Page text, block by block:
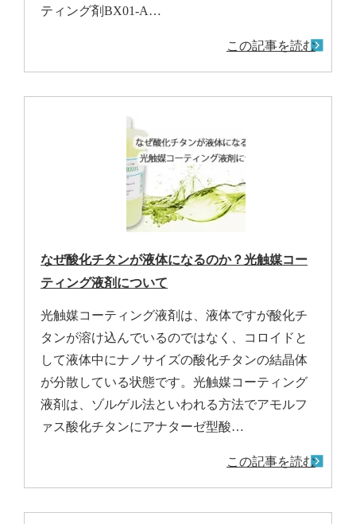
ティング剤BX01-A…
この記事を読む
なぜ酸化チタンが液体になるのか？光触媒コー
ティング液剤について
光触媒コーティング液剤は、液体ですが酸化チ
タンが溶け込んでいるのではなく、コロイドと
して液体中にナノサイズの酸化チタンの結晶体
が分散している状態です。光触媒コーティング
液剤は、ゾルゲル法といわれる方法でアモルフ
ァス酸化チタンにアナターゼ型酸…
この記事を読む